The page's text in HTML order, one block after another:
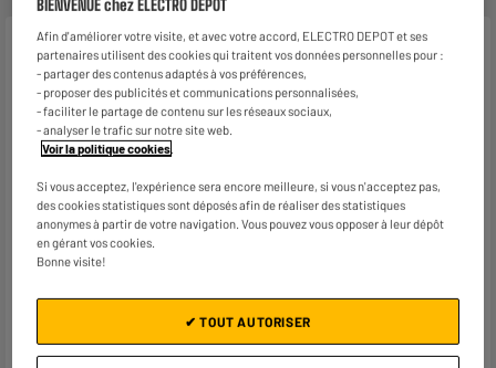
Caractéristiques
Marque WE
Type de produit
Coloris Transparent
Plus produit balisage
7/8/SE
Poids net 0,1kg
BIENVENUE chez ELECTRO DEPOT
Afin d'améliorer votre visite, et avec votre accord, ELECTRO DEPOT et ses
partenaires utilisent des cookies qui traitent vos données personnelles pour :
- partager des contenus adaptés à vos préférences,
- proposer des publicités et communications personnalisées,
- faciliter le partage de contenu sur les réseaux sociaux,
- analyser le trafic sur notre site web.
Voir la politique cookies.
Si vous acceptez, l'expérience sera encore meilleure, si vous n'acceptez pas,
des cookies statistiques sont déposés afin de réaliser des statistiques
anonymes à partir de votre navigation. Vous pouvez vous opposer à leur dépôt
en gérant vos cookies.
Bonne visite!
✔ TOUT AUTORISER